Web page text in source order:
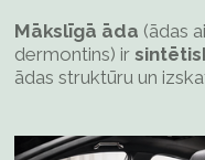
Mākslīgā āda (ādas
dermontins) ir
ādas struktūru un